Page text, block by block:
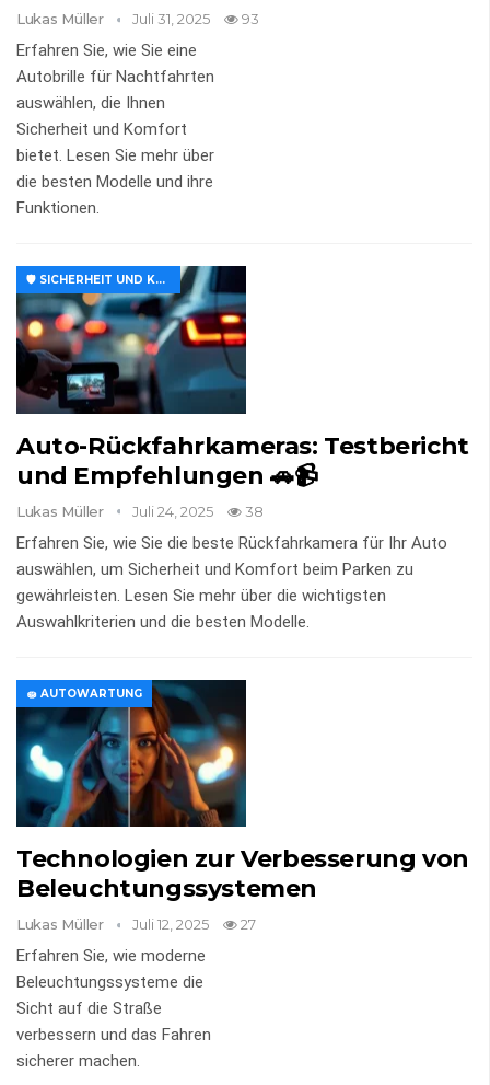
Lukas Müller Juli 31, 2025 93
Erfahren Sie, wie Sie eine
Autobrille für Nachtfahrten
auswählen, die Ihnen
Sicherheit und Komfort
bietet. Lesen Sie mehr über
die besten Modelle und ihre
Funktionen.
🛡️ SICHERHEIT UND KOMFORT
Auto-Rückfahrkameras: Testbericht
und Empfehlungen 🚗📹
Lukas Müller Juli 24, 2025 38
Erfahren Sie, wie Sie die beste Rückfahrkamera für Ihr Auto
auswählen, um Sicherheit und Komfort beim Parken zu
gewährleisten. Lesen Sie mehr über die wichtigsten
Auswahlkriterien und die besten Modelle.
🧽 AUTOWARTUNG
Technologien zur Verbesserung von
Beleuchtungssystemen
Lukas Müller Juli 12, 2025 27
Erfahren Sie, wie moderne
Beleuchtungssysteme die
Sicht auf die Straße
verbessern und das Fahren
sicherer machen.